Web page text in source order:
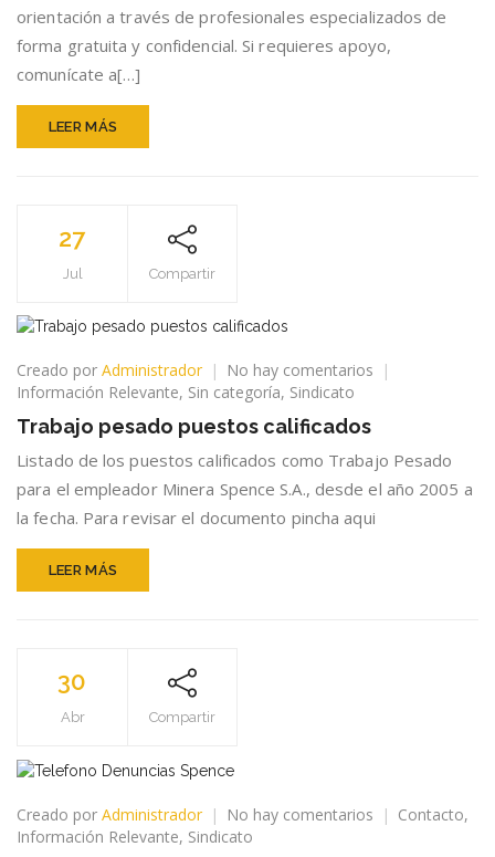
orientación a través de profesionales especializados de
forma gratuita y confidencial. Si requieres apoyo,
comunícate a[…]
LEER MÁS
27
Jul Compartir
Creado por Administrador No hay comentarios
en
calificados
Información Relevante, Sin categoría, Sindicato
Trabajo pesado puestos calificados
Listado de los puestos calificados como Trabajo Pesado
para el empleador Minera Spence S.A., desde el año 2005 a
la fecha. Para revisar el documento pincha aqui
LEER MÁS
30
Abr Compartir
Creado por Administrador No hay comentarios
en Contacto,
Información Relevante, Sindicato